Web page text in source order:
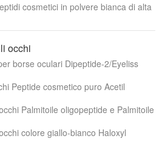
cosmetici in polvere bianca di alta
occhi
borse oculari Dipeptide-2/Eyeliss
Peptide cosmetico puro Acetil
Palmitoile oligopeptide e Palmitoile
colore giallo-bianco Haloxyl